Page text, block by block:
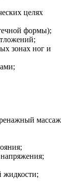
целях
формы);
зонах ног и
массаж
жидкости;